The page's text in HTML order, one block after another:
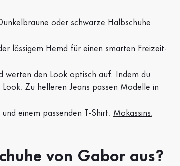
oder schwarze Halbschuhe
lässigem Hemd für einen smarten Freizeit-
werten den Look optisch auf. Indem du
Zu helleren Jeans passen Modelle in
einem passenden T-Shirt. Mokassins,
von Gabor aus?